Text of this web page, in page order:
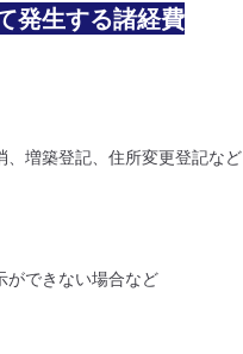
発生する諸経費
、増築登記、住所変更登記など
ができない場合など